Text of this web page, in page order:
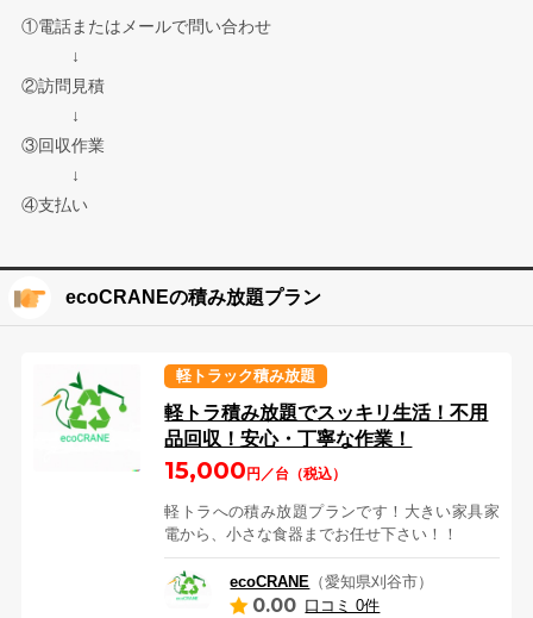
①電話またはメールで問い合わせ
↓
②訪問見積
↓
③回収作業
↓
④支払い
ecoCRANEの積み放題プラン
軽トラック積み放題
軽トラ積み放題でスッキリ生活！不用
品回収！安心・丁寧な作業！
15,000円／台（税込）
軽トラへの積み放題プランです！大きい家具家
電から、小さな食器までお任せ下さい！！
ecoCRANE （愛知県刈谷市）
0.00 口コミ 0件